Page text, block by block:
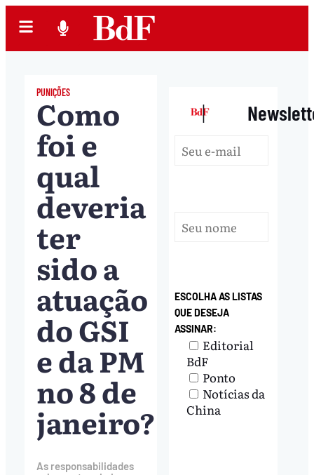
PUNIÇÕES
Como
foi e
qual
deveria
ter
sido a
atuação
do GSI
e da PM
no 8 de
janeiro?
As responsabilidades
|
ESCOLHA AS LISTAS
QUE DESEJA
ASSINAR:
Editorial
BdF
Ponto
Notícias da
China